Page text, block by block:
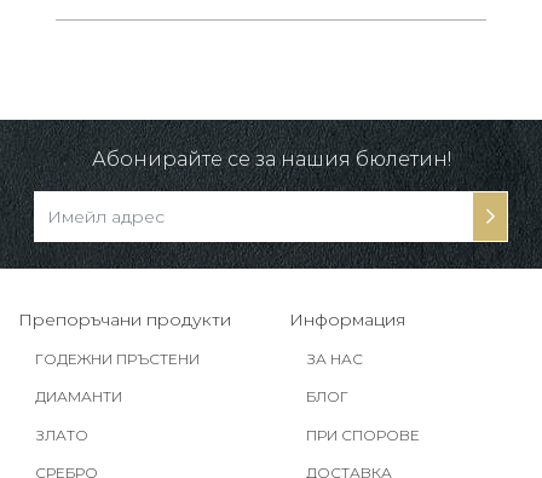
Абонирайте се за нашия бюлетин!
Препоръчани продукти
ГОДЕЖНИ ПРЪСТЕНИ
ДИАМАНТИ
ЗЛАТО
СРЕБРО
Информация
ЗА НАС
БЛОГ
ПРИ СПОРОВЕ
ДОСТАВКА